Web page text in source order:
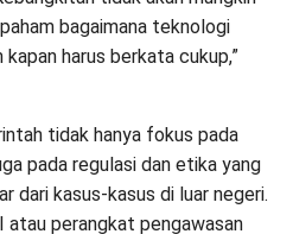
bagaimana teknologi
kapan harus berkata cukup,”
tidak hanya fokus pada
pada regulasi dan etika yang
dari kasus-kasus di luar negeri.
atau perangkat pengawasan